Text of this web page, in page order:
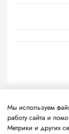
технологии
информации на
сведений,
Мы используем
работу сайта и
Метрики и других